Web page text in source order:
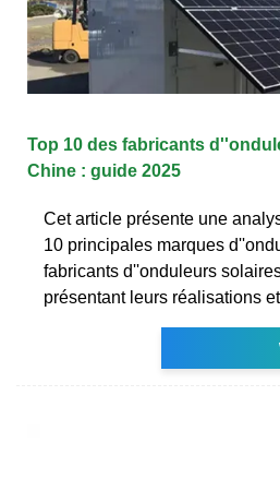
Top 10 des fabricants
Chine : guide 2025
Cet article présente une
10 principales marques
fabricants d''onduleurs
présentant leurs réalisations